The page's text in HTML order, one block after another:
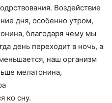
Воздействие
дня, особенно утром,
благодаря чему мы
день переходит в ночь, а
наш организм
мелатонина,
ко сну.